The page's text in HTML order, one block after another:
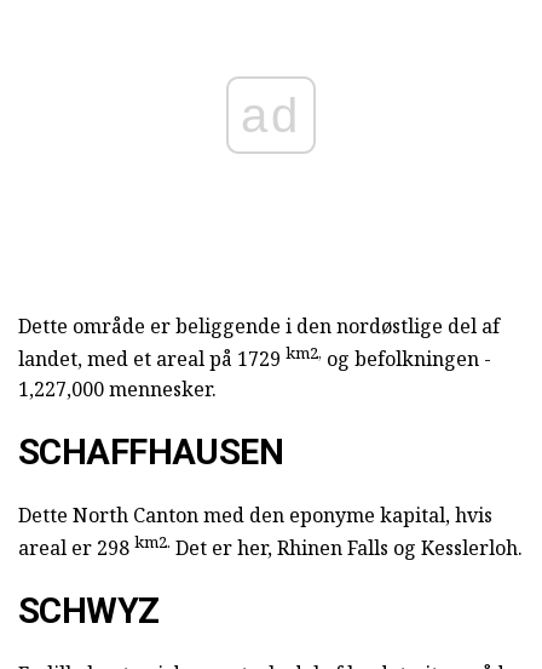
ad
Dette område er beliggende i den nordøstlige del af
landet, med et areal på 1729 km2, og befolkningen -
1,227,000 mennesker.
SCHAFFHAUSEN
Dette North Canton med den eponyme kapital, hvis
areal er 298 km2. Det er her, Rhinen Falls og Kesslerloh.
SCHWYZ